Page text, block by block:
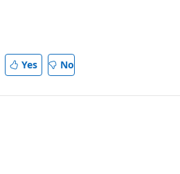
Yes No